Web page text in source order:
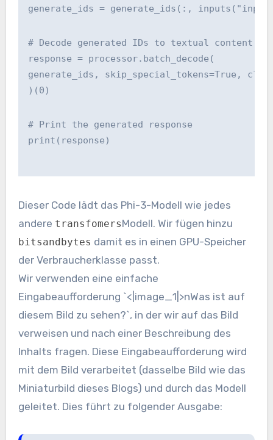
generate_ids = generate_ids(:,
# Decode generated IDs to textual content
response = processor.batch_decode(
generate_ids, skip_special_tokens=True,
)(0)
# Print the generated response
print(response)
Dieser Code lädt das Phi-3-Modell wie jedes
andere transfomersModell. Wir fügen hinzu
bitsandbytes damit es in einen GPU-Speicher
der Verbraucherklasse passt.
Wir verwenden eine einfache
Eingabeaufforderung `<|image_1|>nWas ist auf
diesem Bild zu sehen?`, in der wir auf das Bild
verweisen und nach einer Beschreibung des
Inhalts fragen. Diese Eingabeaufforderung wird
mit dem Bild verarbeitet (dasselbe Bild wie das
Miniaturbild dieses Blogs) und durch das Modell
geleitet. Dies führt zu folgender Ausgabe: